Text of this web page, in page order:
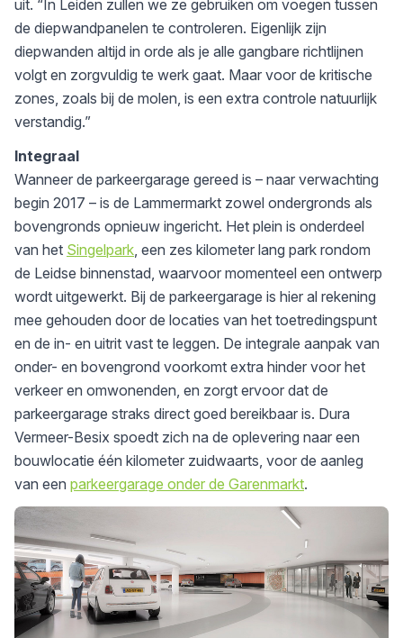
uit. “In Leiden zullen we ze gebruiken om voegen tussen
de diepwandpanelen te controleren. Eigenlijk zijn
diepwanden altijd in orde als je alle gangbare richtlijnen
volgt en zorgvuldig te werk gaat. Maar voor de kritische
zones, zoals bij de molen, is een extra controle natuurlijk
verstandig.”
Integraal
Wanneer de parkeergarage gereed is – naar verwachting
begin 2017 – is de Lammermarkt zowel ondergronds als
bovengronds opnieuw ingericht. Het plein is onderdeel
van het Singelpark , een zes kilometer lang park rondom
de Leidse binnenstad, waarvoor momenteel een ontwerp
wordt uitgewerkt. Bij de parkeergarage is hier al rekening
mee gehouden door de locaties van het toetredingspunt
en de in- en uitrit vast te leggen. De integrale aanpak van
onder- en bovengrond voorkomt extra hinder voor het
verkeer en omwonenden, en zorgt ervoor dat de
parkeergarage straks direct goed bereikbaar is. Dura
Vermeer-Besix spoedt zich na de oplevering naar een
bouwlocatie één kilometer zuidwaarts, voor de aanleg
van een parkeergarage onder de Garenmarkt.